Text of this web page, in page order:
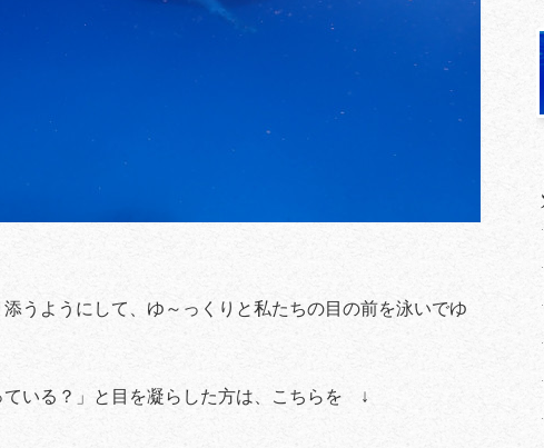
うようにして、ゆ～っくりと私たちの目の前を泳いでゆ
ている？」と目を凝らした方は、こちらを ↓